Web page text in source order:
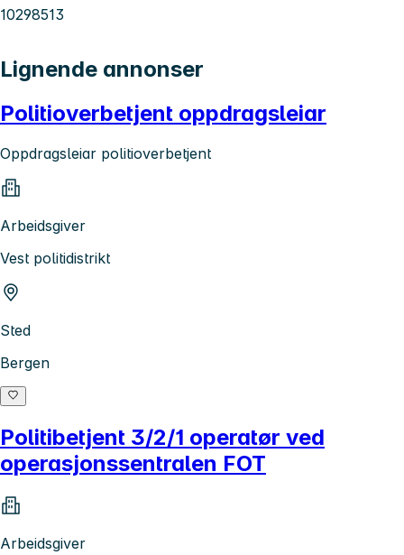
10298513
Lignende annonser
Politioverbetjent oppdragsleiar
Oppdragsleiar politioverbetjent
Arbeidsgiver
Vest politidistrikt
Sted
Bergen
Politibetjent 3/2/1 operatør ved
operasjonssentralen FOT
Arbeidsgiver